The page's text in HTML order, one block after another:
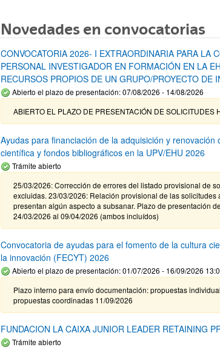
Novedades en convocatorias
CONVOCATORIA 2026- I EXTRAORDINARIA PARA LA
PERSONAL INVESTIGADOR EN FORMACIÓN EN LA
RECURSOS PROPIOS DE UN GRUPO/PROYECTO DE
Abierto el plazo de presentación: 07/08/2026 - 14/08/2026
ABIERTO EL PLAZO DE PRESENTACIÓN DE SOLICITUDES
Ayudas para financiación de la adquisición y renovación
científica y fondos bibliográficos en la UPV/EHU 2026
Trámite abierto
25/03/2026: Corrección de errores del listado provisional de
excluidas. 23/03/2026: Relación provisional de las solicitudes
presentan algún aspecto a subsanar. Plazo de presentación
24/03/2026 al 09/04/2026 (ambos incluídos)
Convocatoria de ayudas para el fomento de la cultura
la innovación (FECYT) 2026
Abierto el plazo de presentación: 01/07/2026 - 16/09/2026
Plazo interno para envío documentación: propuestas
propuestas coordinadas 11/09/2026
FUNDACION LA CAIXA JUNIOR LEADER RETAINING
Trámite abierto